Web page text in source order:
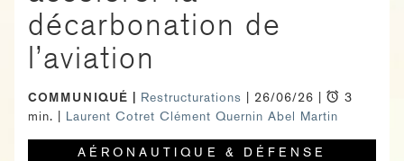
décarbonation de
l’aviation
COMMUNIQUÉ Restructurations | 26/06/26 |
3
min. | Laurent Cotret Clément Quernin Abel Martin
AÉRONAUTIQUE & DÉFENSE